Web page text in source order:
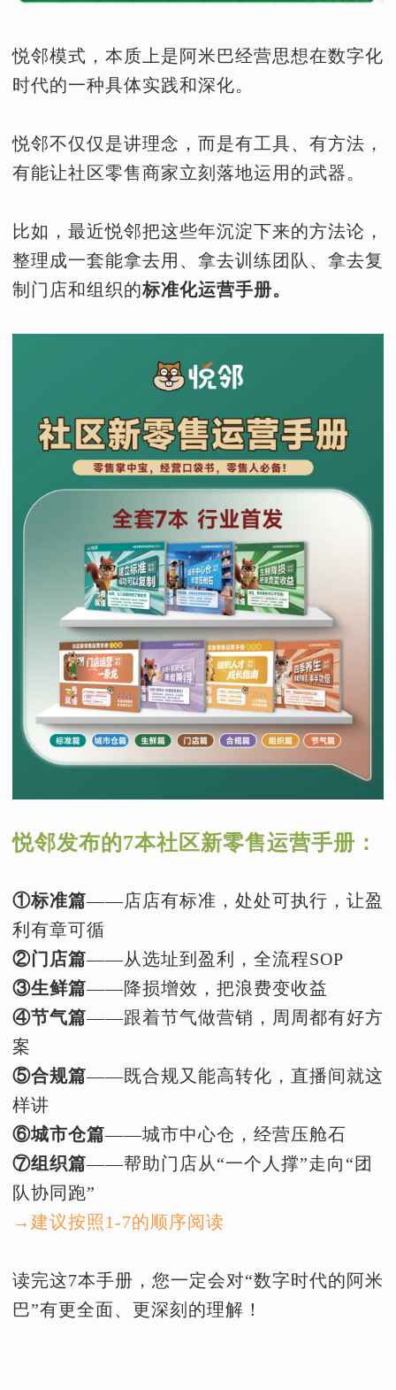
悦邻模式，本质上是阿米巴经营思想在数字化
时代的一种具体实践和深化。
悦邻不仅仅是讲理念，而是有工具、有方法，
有能让社区零售商家立刻落地运用的武器。
比如，最近悦邻把这些年沉淀下来的方法论，
整理成一套能拿去用、拿去训练团队、拿去复
制门店和组织的标准化运营手册。
悦邻发布的7本社区新零售运营手册：
①标准篇——店店有标准，处处可执行，让盈
利有章可循
②门店篇——从选址到盈利，全流程SOP
③生鲜篇——降损增效，把浪费变收益
④节气篇——跟着节气做营销，周周都有好方
案
⑤合规篇——既合规又能高转化，直播间就这
样讲
⑥城市仓篇——城市中心仓，经营压舱石
⑦组织篇——帮助门店从“一个人撑”走向“团
队协同跑”
→建议按照1-7的顺序阅读
读完这7本手册，您一定会对“数字时代的阿米
巴”有更全面、更深刻的理解！